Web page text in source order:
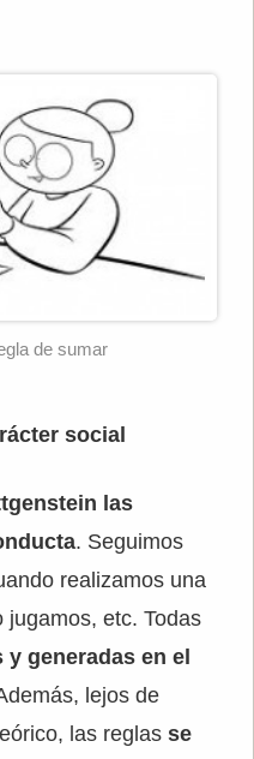
de sumar
social
las
. Seguimos
realizamos una
jugamos, etc. Todas
generadas en el
lejos de
las reglas se